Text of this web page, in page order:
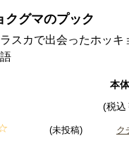
クグマのプック
スカで出会ったホッキ
本
(税込
(未投稿) ク